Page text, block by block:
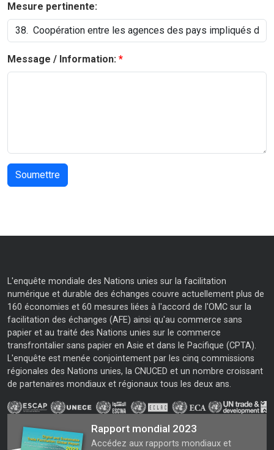
Mesure pertinente:
Message / Information:
L'enquête mondiale des Nations unies sur la facilitation
numérique et durable des échanges couvre actuellement plus de
160 économies et 60 mesures liées à l'accord de l'OMC sur la
facilitation des échanges (AFE) ainsi qu'au commerce sans
papier et au traité des Nations unies sur le commerce
transfrontalier sans papier en Asie et dans le Pacifique (CPTA).
L'enquête est menée conjointement par les cinq commissions
régionales des Nations unies, la CNUCED et un nombre croissant
de partenaires mondiaux et régionaux tous les deux ans.
Rapport mondial 2023
Accédez aux rapports mondiaux et